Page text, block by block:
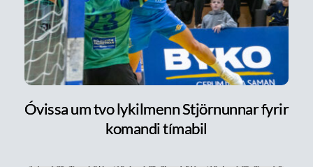
Óvissa um tvo lykilmenn Stjörnunnar fyrir
komandi tímabil